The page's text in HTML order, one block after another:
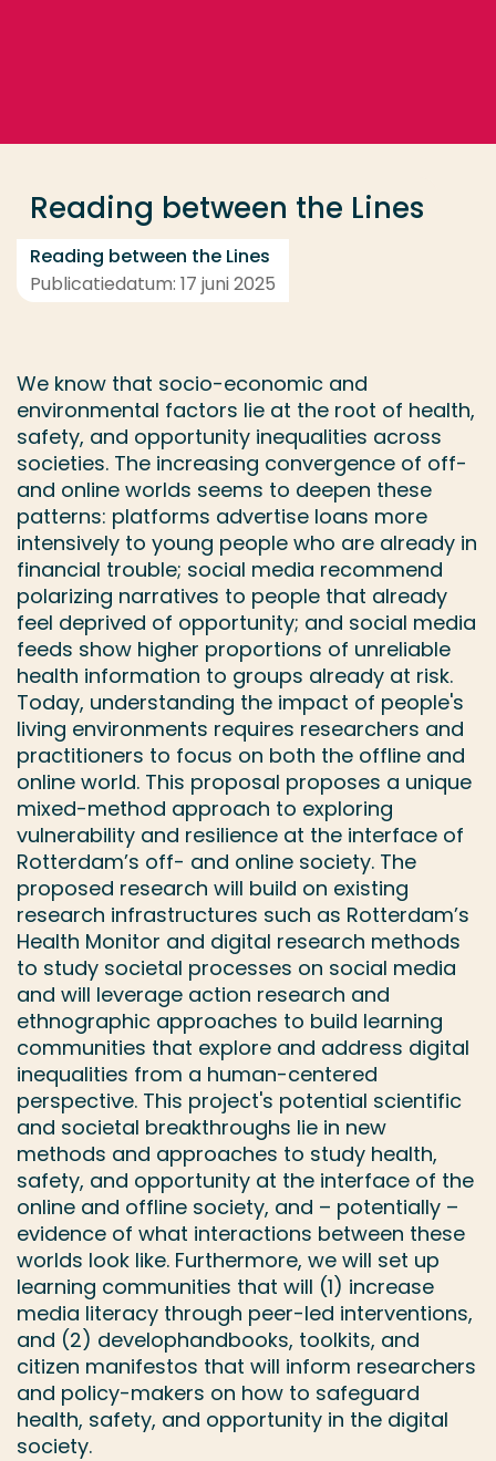
Reading between the Lines
Reading between the Lines
Publicatiedatum: 17 juni 2025
We know that socio-economic and
environmental factors lie at the root of health,
safety, and opportunity inequalities across
societies. The increasing convergence of off-
and online worlds seems to deepen these
patterns: platforms advertise loans more
intensively to young people who are already in
financial trouble; social media recommend
polarizing narratives to people that already
feel deprived of opportunity; and social media
feeds show higher proportions of unreliable
health information to groups already at risk.
Today, understanding the impact of people's
living environments requires researchers and
practitioners to focus on both the offline and
online world. This proposal proposes a unique
mixed-method approach to exploring
vulnerability and resilience at the interface of
Rotterdam’s off- and online society. The
proposed research will build on existing
research infrastructures such as Rotterdam’s
Health Monitor and digital research methods
to study societal processes on social media
and will leverage action research and
ethnographic approaches to build learning
communities that explore and address digital
inequalities from a human-centered
perspective. This project's potential scientific
and societal breakthroughs lie in new
methods and approaches to study health,
safety, and opportunity at the interface of the
online and offline society, and – potentially –
evidence of what interactions between these
worlds look like. Furthermore, we will set up
learning communities that will (1) increase
media literacy through peer-led interventions,
and (2) develophandbooks, toolkits, and
citizen manifestos that will inform researchers
and policy-makers on how to safeguard
health, safety, and opportunity in the digital
society.
Opleiding
Contact